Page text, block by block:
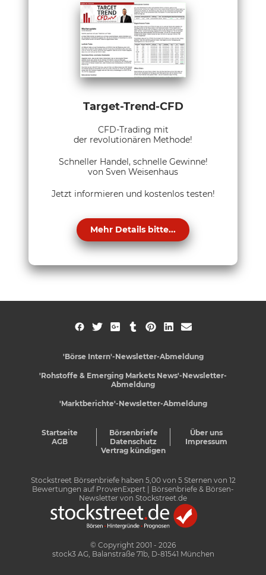
Target-Trend-CFD
CFD-Trading mit
der revolutionären Methode!
Schneller Handel, schnelle Gewinne!
von Sven Weisenhaus
Jetzt informieren und kostenlos testen!
Mehr Details bitte...
'Börse Intern'-Newsletter-Abmeldung
'Rohstoffe & Emerging Markets News'-Newsletter-
Abmeldung
'Marktberichte'-Newsletter-Abmeldung
Startseite Börsenbriefe
Über uns
AGB
Datenschutz
Impressum
Vertrag kündigen
Stockstreet Börsenbriefe haben 5,00von 5Sternen von 12
Bewertungen auf ProvenExpert
| Börsenbriefe & Börsen-
Newsletter von Stockstreet.de
© Copyright 2001 - 2026
stock3 AG, Balanstraße 71b, D-81541 München